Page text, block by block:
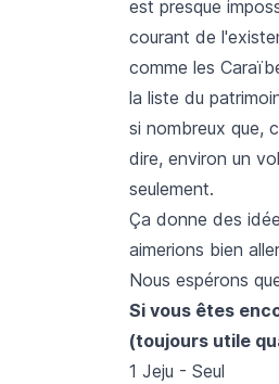
est presque
courant de
comme les
la liste du
si nombreux que,
dire, environ un
seulement.
Ça donne des
aimerions bien
Nous espérons
Si vous êtes
(toujours utile
1 Jeju - Seul